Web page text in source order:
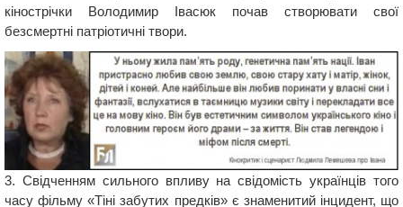
кінострічки Володимир Івасюк почав створювати свої
безсмертні патріотичні твори.
3. Свідченням сильного впливу на свідомість українців того
часу фільму «Тіні забутих предків» є знаменитий інцидент, що